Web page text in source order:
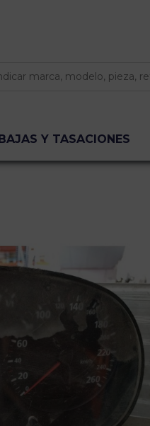
BAJAS Y TASACIONES